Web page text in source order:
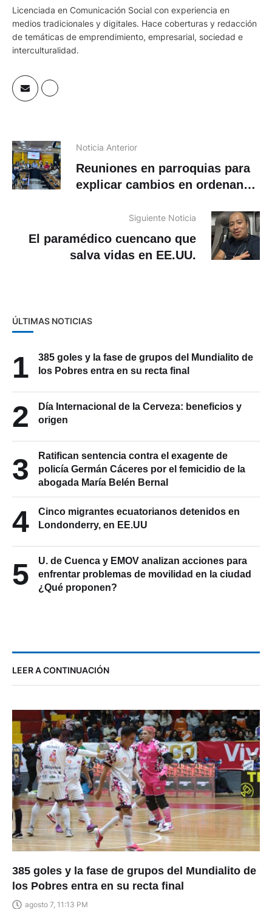
medios tradicionales y digitales. Hace coberturas y redacción
de temáticas de emprendimiento, empresarial, sociedad e
interculturalidad.
Reuniones en parroquias para
explicar cambios en ordenanza
del PDOT y PUGS
El paramédico cuencano que
salva vidas en EE.UU.
1
los Pobres entra en su recta final
2
Día Internacional de la Cerveza: beneficios y
origen
3
Ratifican sentencia contra el exagente de
policía Germán Cáceres por el femicidio de la
abogada María Belén Bernal
4
Cinco migrantes ecuatorianos detenidos en
Londonderry, en EE.UU
5
U. de Cuenca y EMOV analizan acciones para
enfrentar problemas de movilidad en la ciudad
¿Qué proponen?
LEER A CONTINUACIÓN
385 goles y la fase de grupos del Mundialito de
los Pobres entra en su recta final
agosto 7, 11:13 PM
By Ismael Alvarado